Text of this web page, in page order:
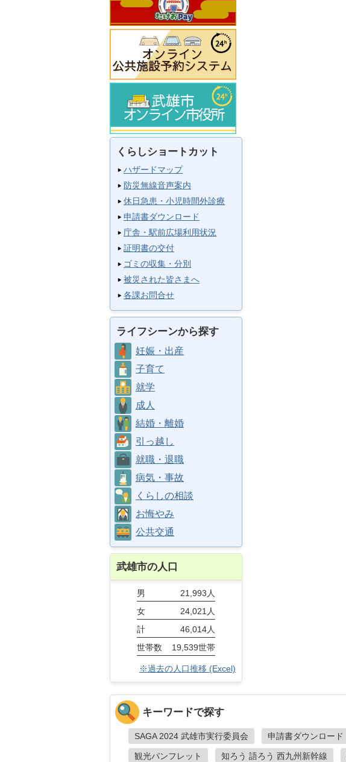
くらしショートカット
ハザードマップ
防災無線音声案内
休日急患・小児時間外診療
申請書ダウンロード
庁舎・駅前広場利用状況
証明書の交付
ゴミの収集・分別
被災された皆さまへ
各課お問合せ
ライフシーンから探す
妊娠・出産
子育て
就学
成人
結婚・離婚
引っ越し
就職・退職
病気・事故
くらしの相談
お悔やみ
公共交通
武雄市の人口
男
21,993人
女
24,021人
計
46,014人
世帯数
19,539世帯
※過去の人口推移 (Excel)
キーワードで探す
SAGA 2024 武雄市実行委員会 申請書ダウンロード
観光パンフレット 知ろう 語ろう 西九州新幹線